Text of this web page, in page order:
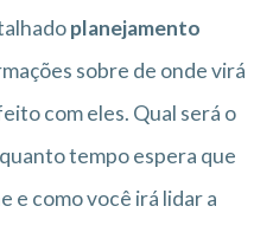
planejamento
sobre de onde virá
com eles. Qual será o
tempo espera que
e como você irá lidar a